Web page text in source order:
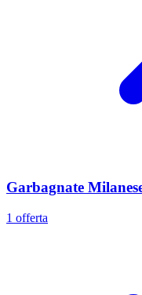
Garbagnate
1 offerta